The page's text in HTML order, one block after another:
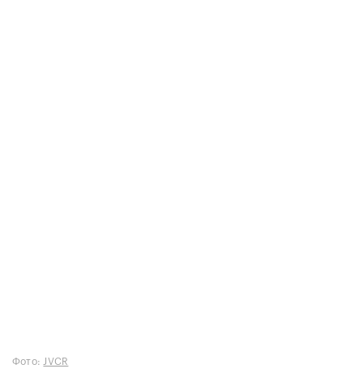
Фото: JVCR